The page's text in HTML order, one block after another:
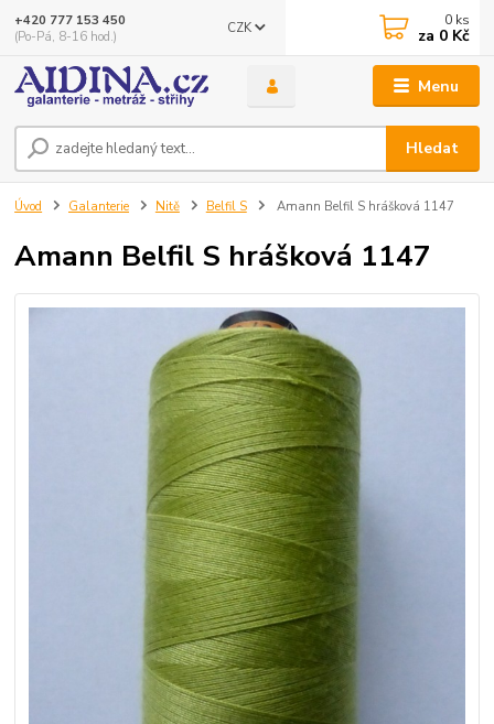
Menu
CZK
Hledat
+420 777 153 450
(Po-Pá, 8-16 hod.)
0 ks
za 0 Kč
Úvod Galanterie Nitě Belfil S Amann Belfil S hrášková 1147
Amann Belfil S hrášková 1147